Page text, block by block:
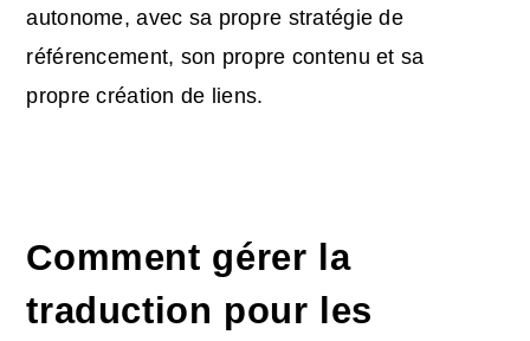
autonome, avec sa propre stratégie de
référencement, son propre contenu et sa
propre création de liens.
Comment gérer la
traduction pour les